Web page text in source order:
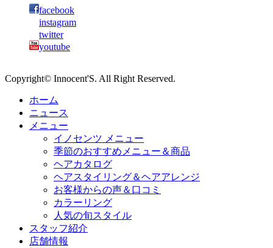
facebook
instagram
twitter
youtube
Copyright© Innocent'S. All Right Reserved.
ホーム
ニュース
メニュー
イノセンツ メニュー
季節のおすすめメニュー＆商品
ヘアカタログ
ヘアスタイリング＆ヘアアレンジ
お客様からの声＆口コミ
カラーリング
人気の旬スタイル
スタッフ紹介
店舗情報